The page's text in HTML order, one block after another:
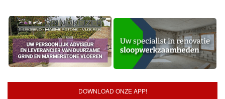
DOWNLOAD ONZE APP!